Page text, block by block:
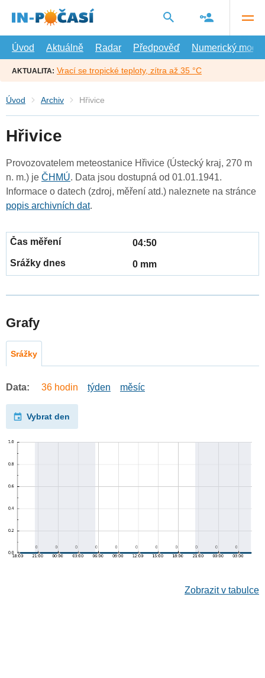
hlavní
Úvod
Aktuálně Radar Předpověď Numerický model
AKTUALITA: Vrací se tropické teploty, zítra až 35 °C
Úvod Archiv Hřivice
Hřivice
Provozovatelem meteostanice Hřivice (Ústecký kraj, 270 m
n. m.) je ČHMÚ. Data jsou dostupná od 01.01.1941.
Informace o datech (zdroj, měření atd.) naleznete na stránce
popis archivních dat.
04:50
0 mm
Grafy
Srážky
Data: 36 hodin týden měsíc
Vybrat den
Zobrazit v tabulce